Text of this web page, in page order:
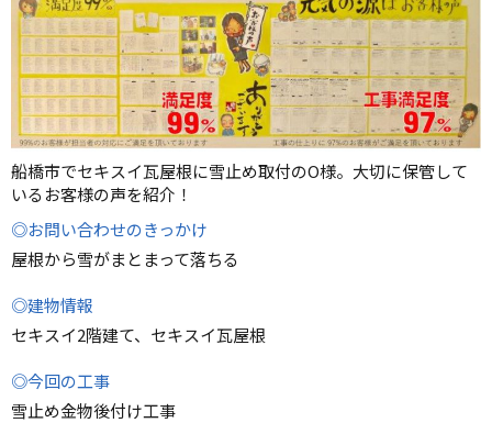
船橋市でセキスイ瓦屋根に雪止め取付のO様。大切に保管して
いるお客様の声を紹介！
◎お問い合わせのきっかけ
屋根から雪がまとまって落ちる
◎建物情報
セキスイ2階建て、セキスイ瓦屋根
◎今回の工事
雪止め金物後付け工事